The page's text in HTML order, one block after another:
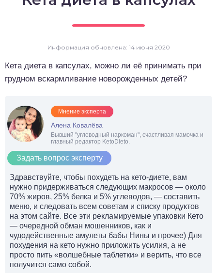
Информация обновлена: 14 июня 2020
Кета диета в капсулах, можно ли её принимать при
грудном вскармливание новорожденных детей?
Мнение эксперта
Алена Ковалёва
Бывший "углеводный наркоман", счастливая мамочка и
главный редактор KetoDieto.
Задать вопрос эксперту
Здравствуйте, чтобы похудеть на кето-диете, вам
нужно придерживаться следующих макросов — около
70% жиров, 25% белка и 5% углеводов, — составить
меню, и следовать всем советам и списку продуктов
на этом сайте. Все эти рекламируемые упаковки Кето
— очередной обман мошенников, как и
чудодейственные амулеты бабы Нины и прочее) Для
похудения на кето нужно приложить усилия, а не
просто пить «волшебные таблетки» и верить, что все
получится само собой.
напитки